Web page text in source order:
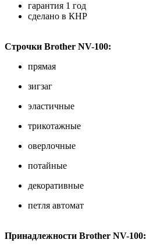
гарантия 1 год
сделано в КНР
Строчки Brother NV-100:
прямая
зигзаг
эластичные
трикотажные
оверлочные
потайные
декоративные
петля автомат
Принадлежности Brother NV-100: